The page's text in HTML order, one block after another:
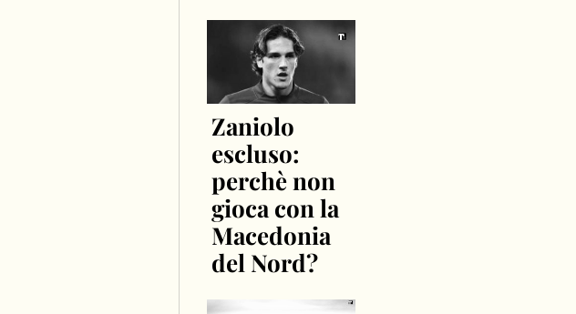
Zaniolo
escluso:
perchè non
gioca con la
Macedonia
del Nord?